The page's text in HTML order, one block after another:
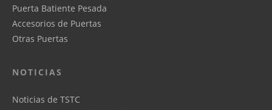
Puerta Batiente Pesada
Accesorios de Puertas
Otras Puertas
NOTICIAS
Noticias de TSTC